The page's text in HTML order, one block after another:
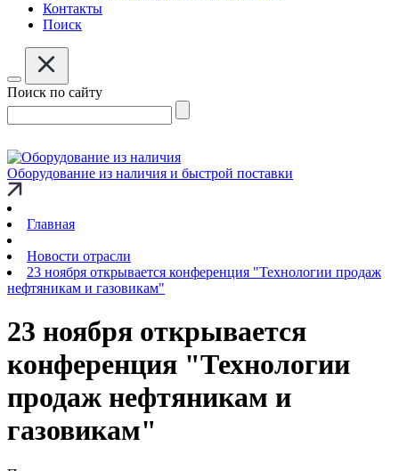
Контакты
Поиск
Поиск по сайту
Оборудование из наличия и быстрой поставки
Главная
Новости отрасли
23 ноября открывается конференция "Технологии продаж
нефтяникам и газовикам"
23 ноября открывается
конференция "Технологии
продаж нефтяникам и
газовикам"